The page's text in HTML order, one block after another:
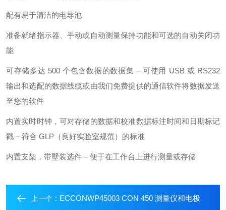
配有易于清洁的电导池
准备就绪指示器、手动或自动测量保持功能和可选的自动关闭功
能
可存储多达 500 个包含数据的数据集 – 可使用 USB 或 RS232
输出和选配的数据线缆或由我们免费提供的通信软件将数据发送
至您的软件
内置实时时钟，可对存储的数据和校准数据标注时间和日期标记
戳 – 符合 GLP（良好实验室规范）的标准
内置支架，带壁装选件 – 便于在工作台上进行测量或存储
上一个： ECCONWP45003 CON 450 测量仪和电极